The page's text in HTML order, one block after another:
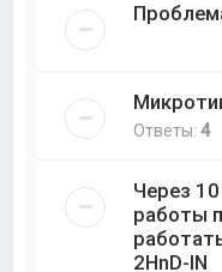
Ответы:4
Через
работы
2HnD-IN